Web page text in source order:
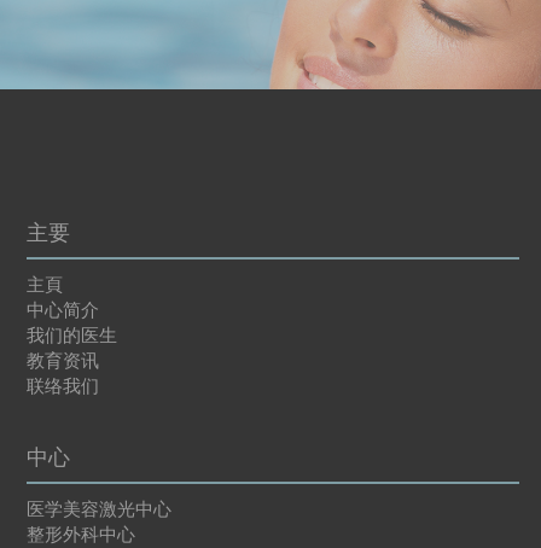
主要
主頁
中心简介
我们的医生
教育资讯
联络我们
中心
医学美容激光中心
整形外科中心